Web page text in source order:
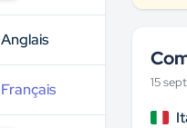
Anglais
Français 15